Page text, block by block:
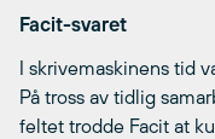
Facit-svaret
I skrivemaskinens tid
På tross av tidlig
feltet trodde Facit at